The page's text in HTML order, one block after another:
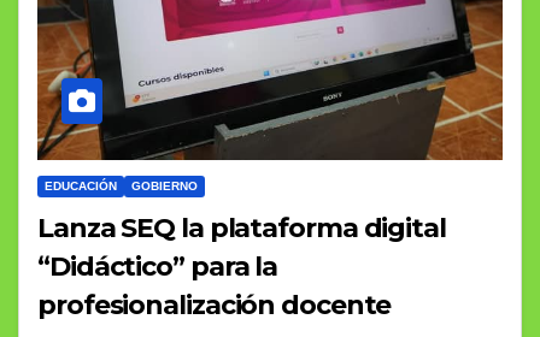
EDUCACIÓN GOBIERNO
Lanza SEQ la plataforma digital
“Didáctico” para la
profesionalización docente